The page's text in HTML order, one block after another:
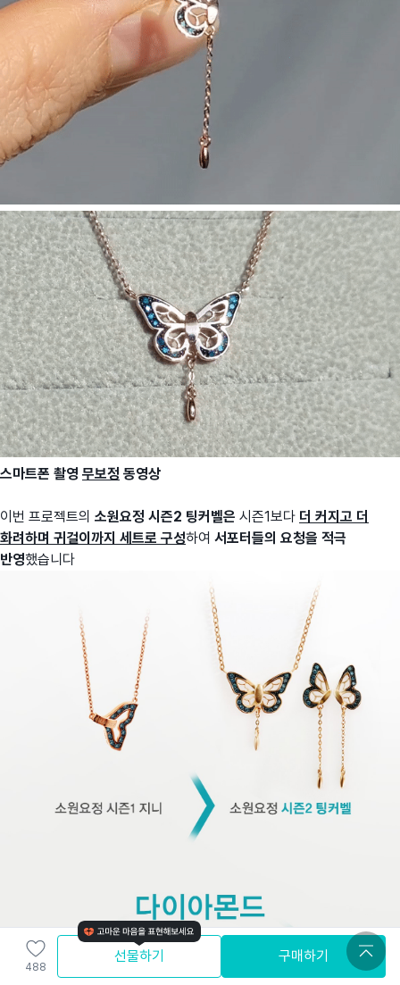
스마트폰 촬영 무보정 동영상
이번 프로젝트의 소원요정 시즌2 팅커벨은 시즌1보다 더 커지고 더
화려하며 귀걸이까지 세트로 구성하여 서포터들의 요청을 적극
반영했습니다
488
선물하기 구매하기